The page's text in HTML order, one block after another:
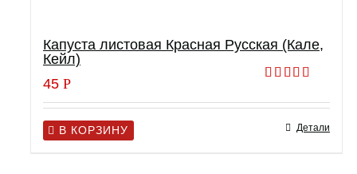
Капуста листовая Красная Русская (Кале,
Кейл)
5.00из 5
45 Р
В КОРЗИНУ Детали